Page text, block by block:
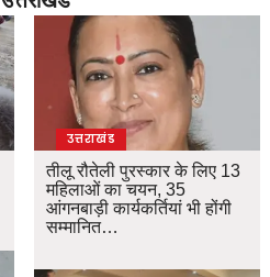
उत्तराखंड
तीलू रौतेली पुरस्कार के लिए 13
महिलाओं का चयन, 35
आंगनबाड़ी कार्यकर्तियां भी होंगी
सम्मानित…